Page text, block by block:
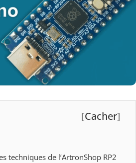
[Cacher]
techniques de l’ArtronShop RP2